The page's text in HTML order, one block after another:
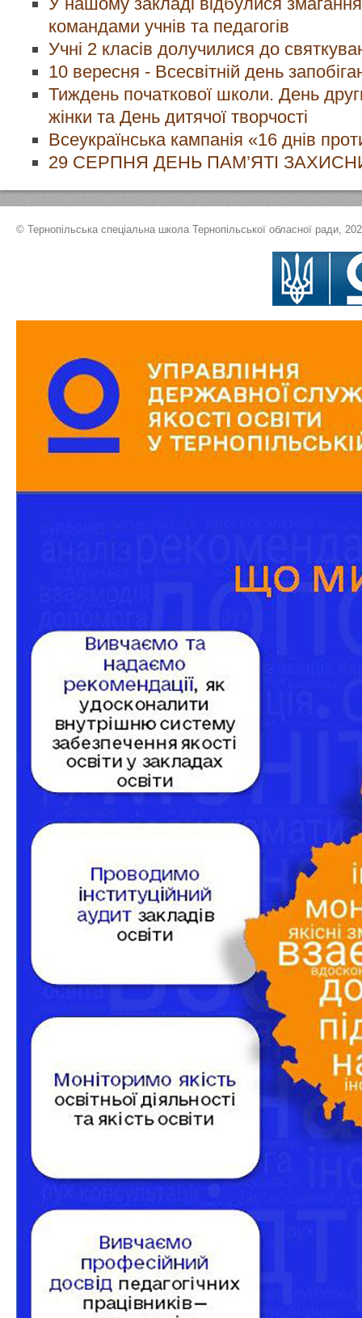
командами учнів та педагогів
Учні 2 класів долучилися до
10 вересня - Всесвітній день
Тиждень початкової школи. День
жінки та День дитячої творчості
Всеукраїнська кампанія «16 днів
29 СЕРПНЯ ДЕНЬ ПАМ’ЯТІ
© Тернопільська спеціальна школа Тернопільської обласної ради,